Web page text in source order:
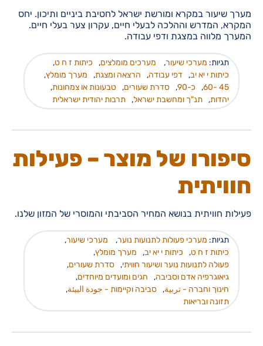
מערך שיעור במקרא ומורשת ישראל לחטיבת ביניים ותיכון. יחס
המקרא, המדרש וההלכה לבעלי חיים, עקרון צער בעלי חיים.
המערך מלווה במצגת ודפי עבודה.
תגיות: מערכי שיעור, מערכים מומלצים, כיתות ז ח ט,
כיתות י יא יב, דפי עבודה, הרצאה ומצגת, מערך מומלץ,
45 -60
, כ-90 , סדרת שעורים, טבעונות או צמחונות,
יהדות, תנ"ך ומחשבת ישראל, תרבות יהודית ישראלית
סיפורו של מוצר – פעילות
חוויתית
פעילות חוויתית בנושא המחיר הסביבתי והמוסרי של המזון שלנו.
תגיות: מערכי פעולות לתנועות נוער, מערכי שיעור,
כיתות ז ח ט, כיתות י יא יב, מערך מומלץ,
פעולה לתנועות נוער ושיעור חוויתי, סדרת שעורים,
גיאוגרפיה אדם וסביבה, חגים ומועדים מיוחדים,
חינוך וחברה - تربية, סביבה וקיימות - جودة البيئة,
תזונה ובריאות